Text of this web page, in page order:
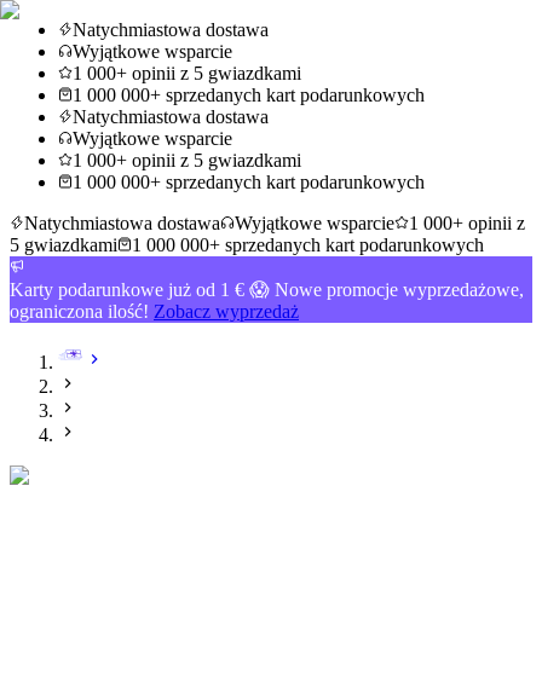
Natychmiastowa dostawa
Wyjątkowe wsparcie
1 000+ opinii z 5 gwiazdkami
1 000 000+ sprzedanych kart podarunkowych
Natychmiastowa dostawa
Wyjątkowe wsparcie
1 000+ opinii z 5 gwiazdkami
1 000 000+ sprzedanych kart podarunkowych
Natychmiastowa dostawa
Wyjątkowe wsparcie
1 000+ opinii z
5 gwiazdkami
1 000 000+ sprzedanych kart podarunkowych
Karty podarunkowe już od 1 € 😱 Nowe promocje wyprzedażowe,
ograniczona ilość! Zobacz wyprzedaż